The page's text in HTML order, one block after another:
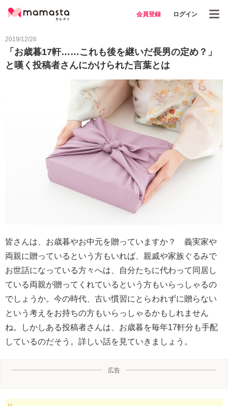
会員登録 ログイン
2019/12/26
「お歳暮17軒……これも後を継いだ長男の定め？」
と嘆く投稿者さんにかけられた言葉とは
皆さんは、お歳暮やお中元を贈っていますか？ 義実家や
両親に贈っているという方もいれば、親戚や家族ぐるみで
お世話になっている方々へは、自分たちに代わって同居し
ている両親が贈ってくれているという方もいらっしゃるの
でしょうか。今の時代、古い慣習にとらわれずに贈らない
という考えをお持ちの方もいらっしゃるかもしれません
ね。しかしある投稿者さんは、お歳暮を毎年17軒分も手配
しているのだそう。詳しい話を見ていきましょう。
広告